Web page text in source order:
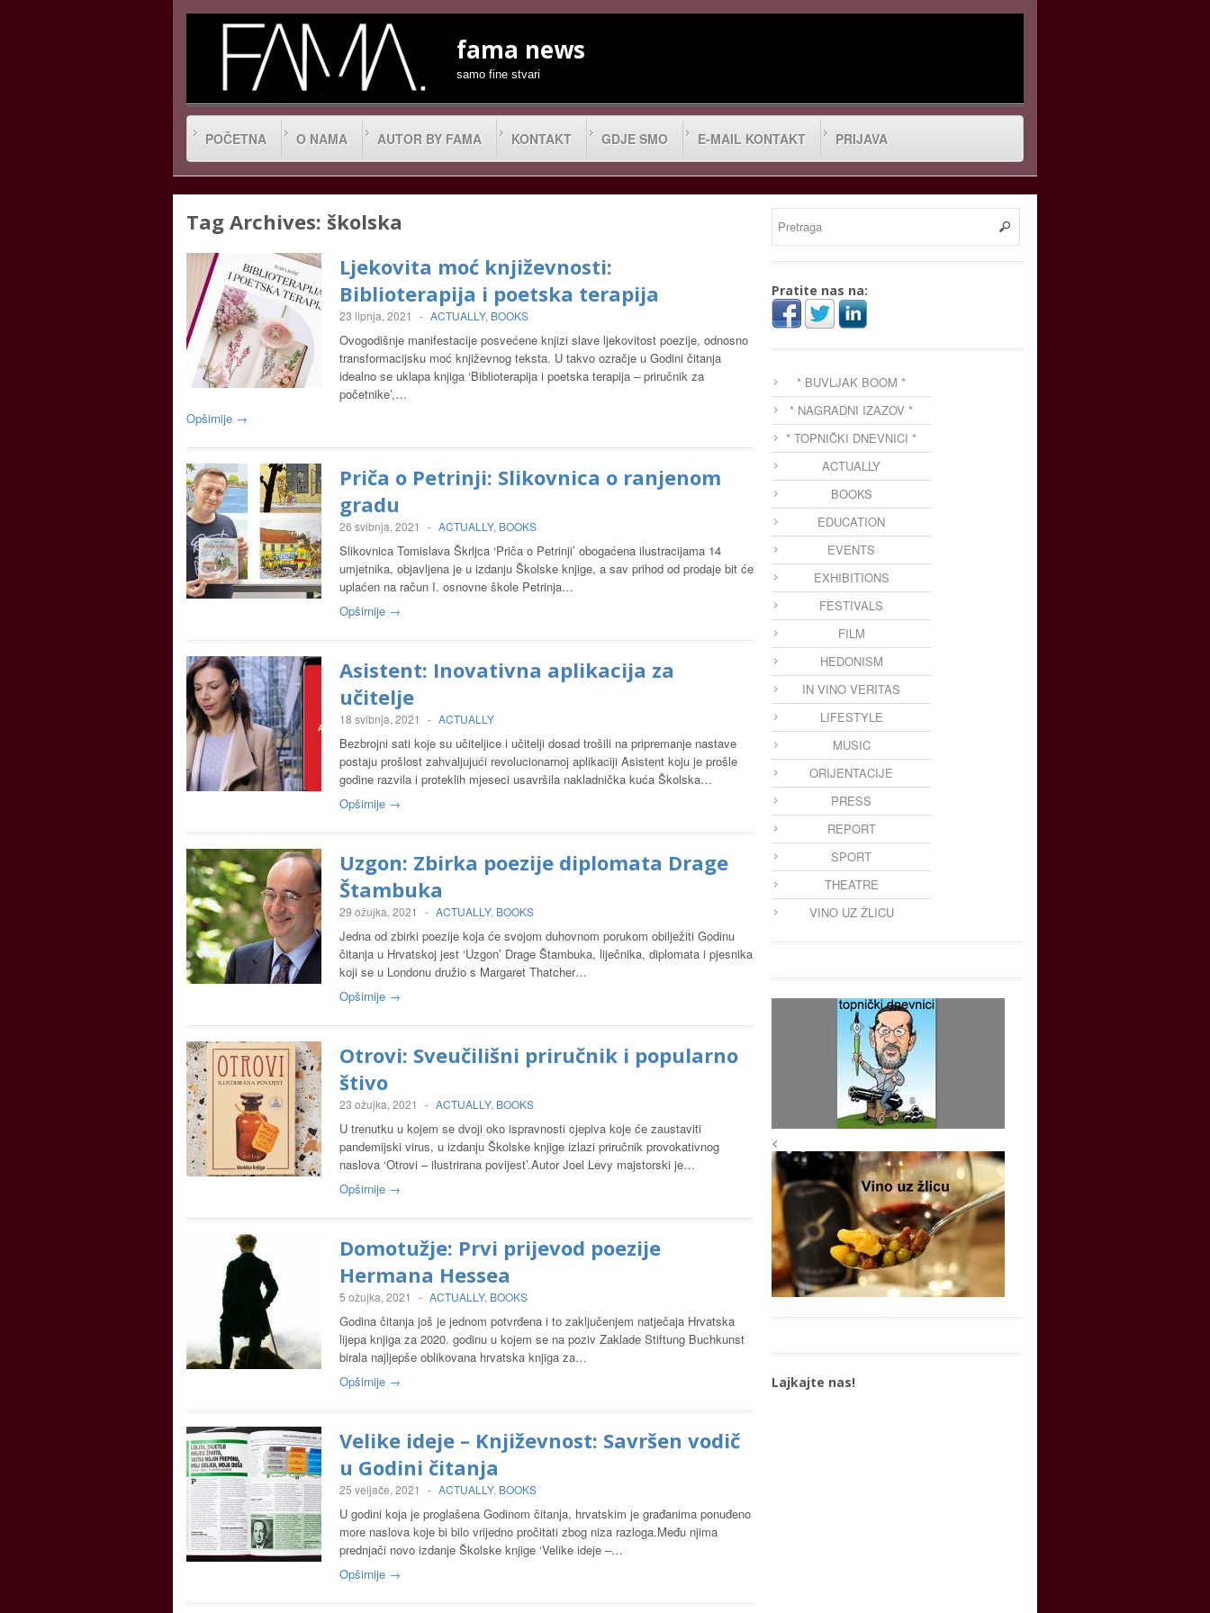
fama news
samo fine stvari
POČETNA O NAMA AUTOR BY FAMA KONTAKT GDJE SMO E-MAIL KONTAKT PRIJAVA
Tag Archives: školska
Ljekovita moć književnosti:
Biblioterapija i poetska terapija
23 lipnja, 2021 - ACTUALLY, BOOKS
Ovogodišnje manifestacije posvećene knjizi slave ljekovitost poezije, odnosno
transformacijsku moć književnog teksta. U takvo ozračje u Godini čitanja
idealno se uklapa knjiga ‘Biblioterapija i poetska terapija – priručnik za
početnike’,…
Opširnije →
Priča o Petrinji: Slikovnica o ranjenom
gradu
26 svibnja, 2021 - ACTUALLY, BOOKS
Slikovnica Tomislava Škrljca ‘Priča o Petrinji’ obogaćena ilustracijama 14
umjetnika, objavljena je u izdanju Školske knjige, a sav prihod od prodaje bit će
uplaćen na račun I. osnovne škole Petrinja…
Opširnije →
Asistent: Inovativna aplikacija za
učitelje
18 svibnja, 2021 - ACTUALLY
Bezbrojni sati koje su učiteljice i učitelji dosad trošili na pripremanje nastave
postaju prošlost zahvaljujući revolucionarnoj aplikaciji Asistent koju je prošle
godine razvila i proteklih mjeseci usavršila nakladnička kuća Školska…
Opširnije →
Uzgon: Zbirka poezije diplomata Drage
Štambuka
29 ožujka, 2021 - ACTUALLY, BOOKS
Jedna od zbirki poezije koja će svojom duhovnom porukom obilježiti Godinu
čitanja u Hrvatskoj jest ‘Uzgon’ Drage Štambuka, liječnika, diplomata i pjesnika
koji se u Londonu družio s Margaret Thatcher…
Opširnije →
Otrovi: Sveučilišni priručnik i popularno
štivo
23 ožujka, 2021 - ACTUALLY, BOOKS
U trenutku u kojem se dvoji oko ispravnosti cjepiva koje će zaustaviti
pandemijski virus, u izdanju Školske knjige izlazi priručnik provokativnog
naslova ‘Otrovi – ilustrirana povijest’.Autor Joel Levy majstorski je…
Opširnije →
Domotužje: Prvi prijevod poezije
Hermana Hessea
5 ožujka, 2021 - ACTUALLY, BOOKS
Godina čitanja još je jednom potvrđena i to zaključenjem natječaja Hrvatska
lijepa knjiga za 2020. godinu u kojem se na poziv Zaklade Stiftung Buchkunst
birala najljepše oblikovana hrvatska knjiga za…
Opširnije →
Velike ideje – Književnost: Savršen vodič
u Godini čitanja
25 veljače, 2021 - ACTUALLY, BOOKS
U godini koja je proglašena Godinom čitanja, hrvatskim je građanima ponuđeno
more naslova koje bi bilo vrijedno pročitati zbog niza razloga.Među njima
prednjači novo izdanje Školske knjige ‘Velike ideje –…
Opširnije →
Pratite nas na:
* BUVLJAK BOOM *
* NAGRADNI IZAZOV *
* TOPNIČKI DNEVNICI *
ACTUALLY
BOOKS
EDUCATION
EVENTS
EXHIBITIONS
FESTIVALS
FILM
HEDONISM
IN VINO VERITAS
LIFESTYLE
MUSIC
ORIJENTACIJE
PRESS
REPORT
SPORT
THEATRE
VINO UZ ŽLICU
<
Lajkajte nas!